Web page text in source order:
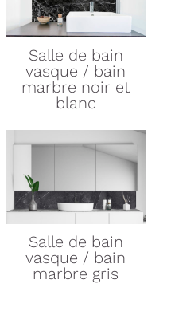
Salle de bain
vasque / bain
marbre noir et
blanc
Salle de bain
vasque / bain
marbre gris